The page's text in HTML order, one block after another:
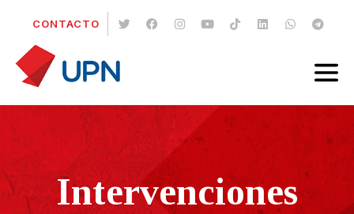
CONTACTO
Intervenciones